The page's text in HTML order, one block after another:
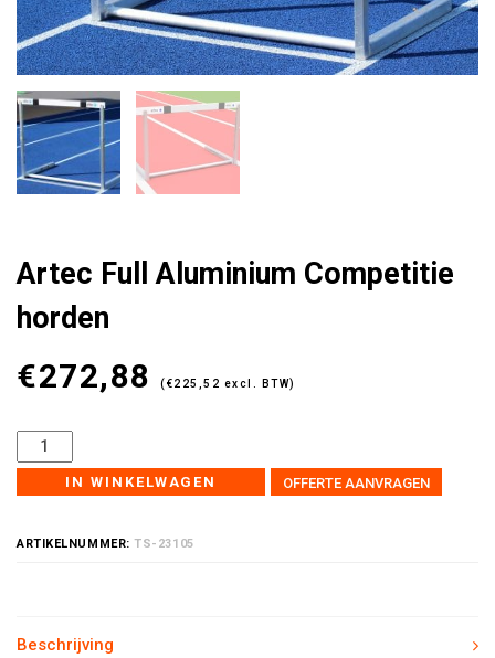
Artec Full Aluminium Competitie
horden
€272,88 (€225,52 excl. BTW)
IN WINKELWAGEN OFFERTE AANVRAGEN
ARTIKELNUMMER:TS-23105
Beschrijving